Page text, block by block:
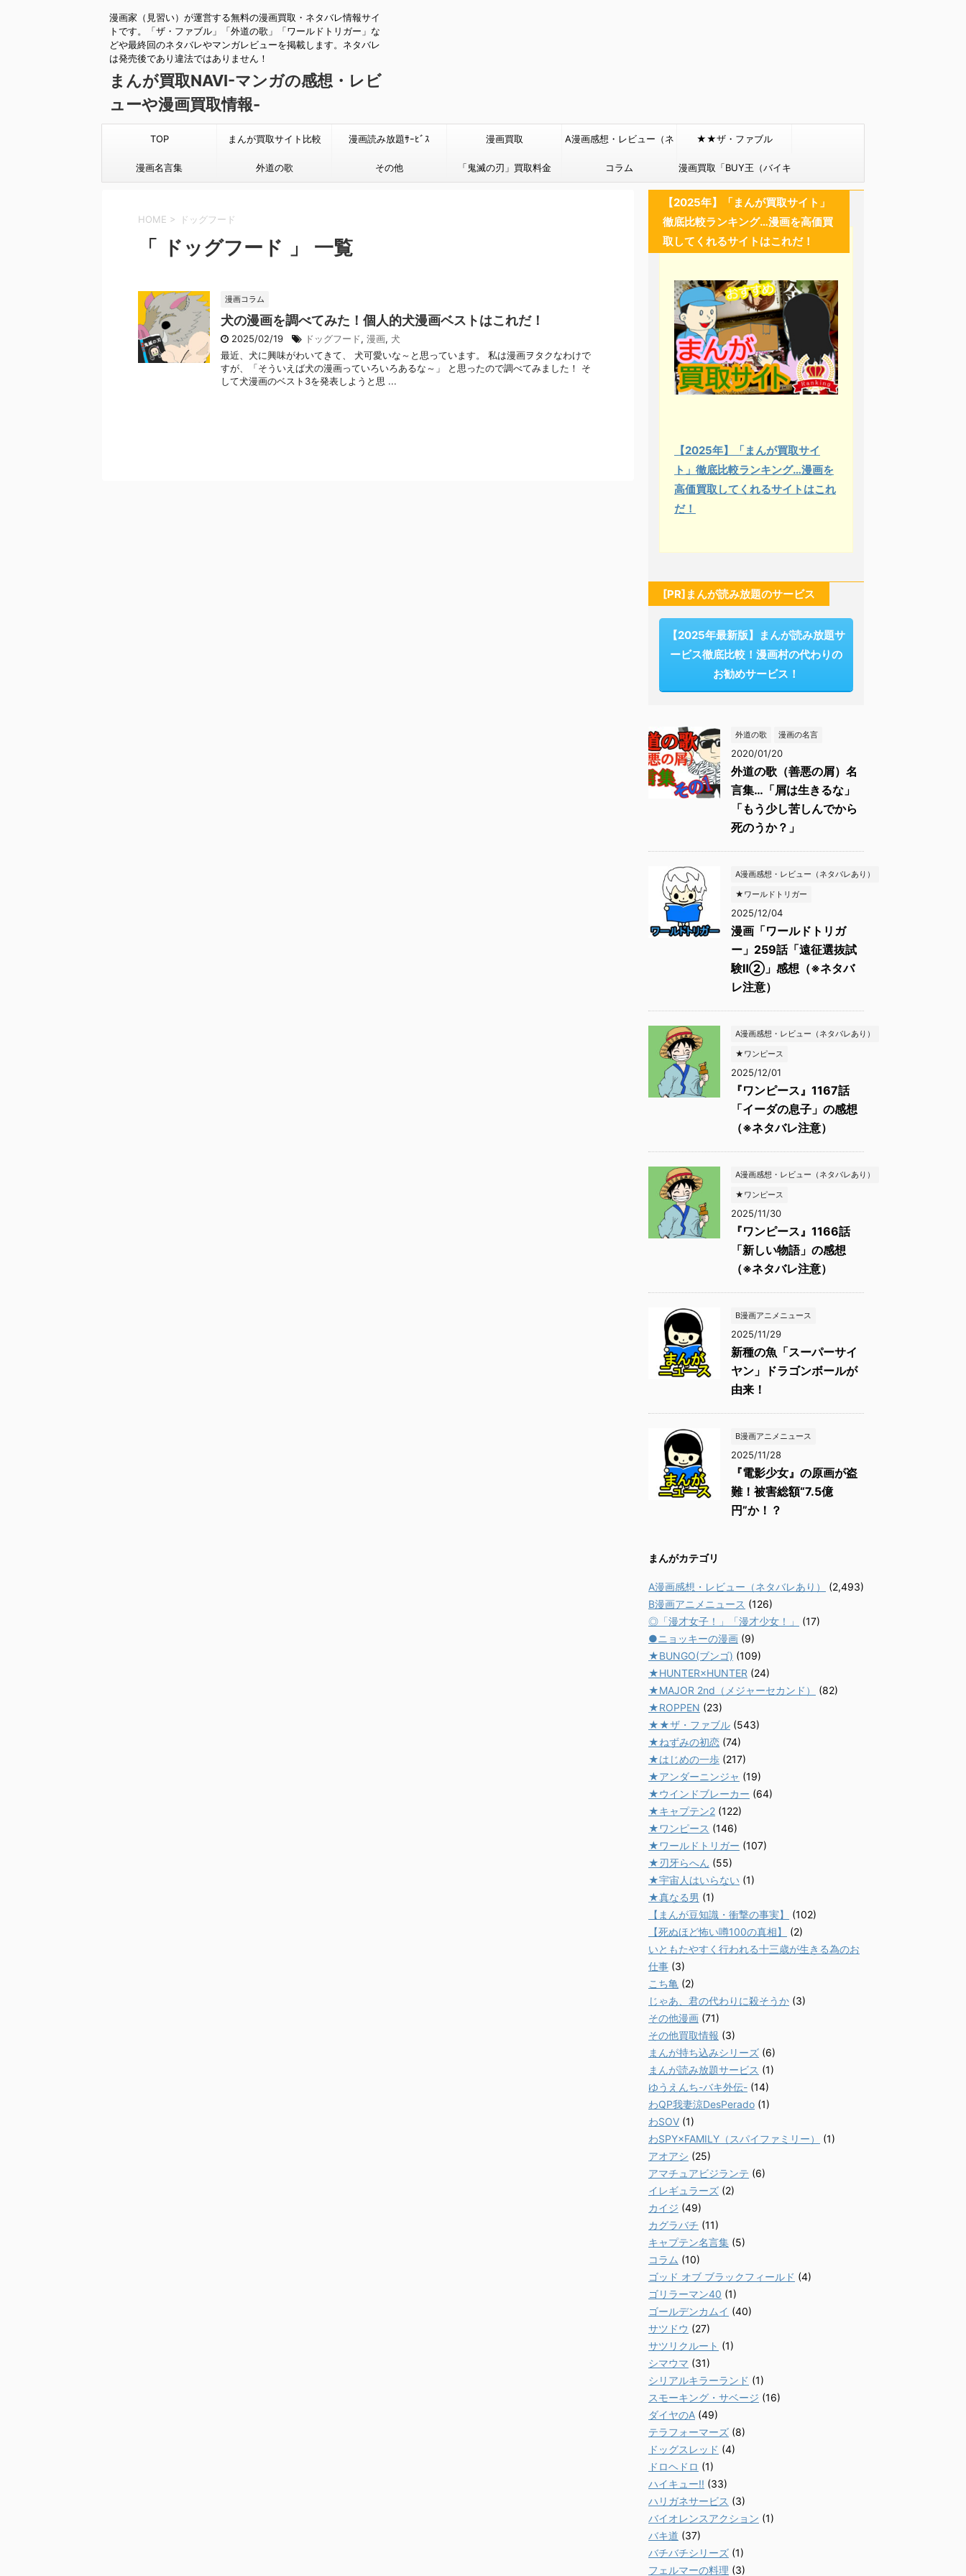
漫画家（見習い）が運営する無料の漫画買取・ネタバレ情報サイ
トです。「ザ・ファブル」「外道の歌」「ワールドトリガー」な
どや最終回のネタバレやマンガレビューを掲載します。ネタバレ
は発売後であり違法ではありません！
まんが買取NAVI-マンガの感想・レビ
ューや漫画買取情報-
TOP まんが買取サイト比較 漫画読み放題ｻｰﾋﾞｽ 漫画買取 A漫画感想・レビュー（ネ
タバレあり）
★★ザ・ファブル
漫画名言集 外道の歌 その他 「鬼滅の刃」買取料金 コラム 漫画買取「BUY王（バイキ
ング）」
HOME > ドッグフード
「 ドッグフード 」 一覧
漫画コラム
犬の漫画を調べてみた！個人的犬漫画ベストはこれだ！
2025/02/19 ドッグフード, 漫画, 犬
最近、犬に興味がわいてきて、 犬可愛いな～と思っています。 私は漫画ヲタクなわけで
すが、「そういえば犬の漫画っていろいろあるな～」 と思ったので調べてみました！ そ
して犬漫画のベスト3を発表しようと思 ...
【2025年】「まんが買取サイト」
徹底比較ランキング…漫画を高価買
取してくれるサイトはこれだ！
【2025年】「まんが買取サイ
ト」徹底比較ランキング…漫画を
高価買取してくれるサイトはこれ
だ！
[PR]まんが読み放題のサービス
【2025年最新版】まんが読み放題サ
ービス徹底比較！漫画村の代わりの
お勧めサービス！
外道の歌 漫画の名言
2020/01/20
外道の歌（善悪の屑）名
言集…「屑は生きるな」
「もう少し苦しんでから
死のうか？」
A漫画感想・レビュー（ネタバレあり）
★ワールドトリガー
2025/12/04
漫画「ワールドトリガ
ー」259話「遠征選抜試
験Ⅱ②」感想（※ネタバ
レ注意）
A漫画感想・レビュー（ネタバレあり）
★ワンピース
2025/12/01
『ワンピース』1167話
「イーダの息子」の感想
（※ネタバレ注意）
A漫画感想・レビュー（ネタバレあり）
★ワンピース
2025/11/30
『ワンピース』1166話
「新しい物語」の感想
（※ネタバレ注意）
B漫画アニメニュース
2025/11/29
新種の魚「スーパーサイ
ヤン」ドラゴンボールが
由来！
B漫画アニメニュース
2025/11/28
『電影少女』の原画が盗
難！被害総額“7.5億
円”か！？
まんがカテゴリ
A漫画感想・レビュー（ネタバレあり）
(2,493)
B漫画アニメニュース (126)
◎「漫才女子！」「漫才少女！」
(17)
●ニョッキーの漫画 (9)
★BUNGO(ブンゴ) (109)
★HUNTER×HUNTER (24)
★MAJOR 2nd（メジャーセカンド）
(82)
★ROPPEN (23)
★★ザ・ファブル (543)
★ねずみの初恋 (74)
★はじめの一歩 (217)
★アンダーニンジャ (19)
★ウインドブレーカー (64)
★キャプテン2 (122)
★ワンピース (146)
★ワールドトリガー (107)
★刃牙らへん (55)
★宇宙人はいらない (1)
★真なる男 (1)
【まんが豆知識・衝撃の事実】
(102)
【死ぬほど怖い噂100の真相】
(2)
いともたやすく行われる十三歳が生きる為のお
仕事 (3)
こち亀 (2)
じゃあ、君の代わりに殺そうか (3)
その他漫画 (71)
その他買取情報 (3)
まんが持ち込みシリーズ (6)
まんが読み放題サービス (1)
ゆうえんち-バキ外伝- (14)
わQP我妻涼DesPerado (1)
わSOV (1)
わSPY×FAMILY（スパイファミリー）
(1)
アオアシ (25)
アマチュアビジランテ (6)
イレギュラーズ (2)
カイジ (49)
カグラバチ (11)
キャプテン名言集 (5)
コラム (10)
ゴッド オブ ブラックフィールド (4)
ゴリラーマン40 (1)
ゴールデンカムイ (40)
サツドウ (27)
サツリクルート (1)
シマウマ (31)
シリアルキラーランド (1)
スモーキング・サベージ (16)
ダイヤのA (49)
テラフォーマーズ (8)
ドッグスレッド (4)
ドロヘドロ (1)
ハイキュー!! (33)
ハリガネサービス (3)
バイオレンスアクション (1)
バキ道 (37)
バチバチシリーズ (1)
フェルマーの料理 (3)